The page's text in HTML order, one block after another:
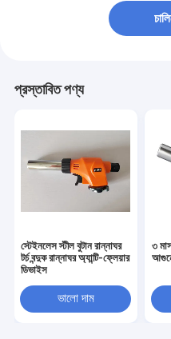
প্রস্তাবিত পণ্য
স্টেইনলেস স্টীল বুটান রান্নাঘর
টর্চ বন্দুক রান্নাঘর অ্যান্টি-ফ্লেয়ার
ডিভাইস
ভালো দাম
৩